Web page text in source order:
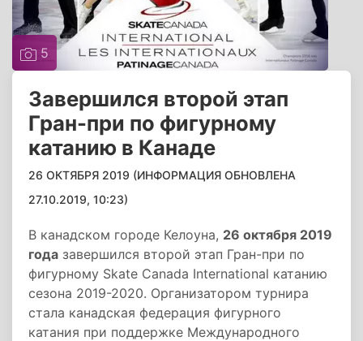
5
Завершился второй этап
Гран-при по фигурному
катанию в Канаде
26 ОКТЯБРЯ 2019 (ИНФОРМАЦИЯ ОБНОВЛЕНА
27.10.2019, 10:23)
В канадском городе Келоуна, 26 октября 2019
года завершился второй этап Гран-при по
фигурному Skate Canada International катанию
сезона 2019-2020. Организатором турнира
стала канадская федерация фигурного
катания при поддержке Международного